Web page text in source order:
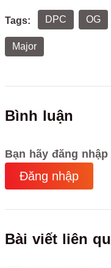
Tags: DPC OG
Major
Bình luận
Bạn hãy đăng
Đăng nhập
Bài viết liên